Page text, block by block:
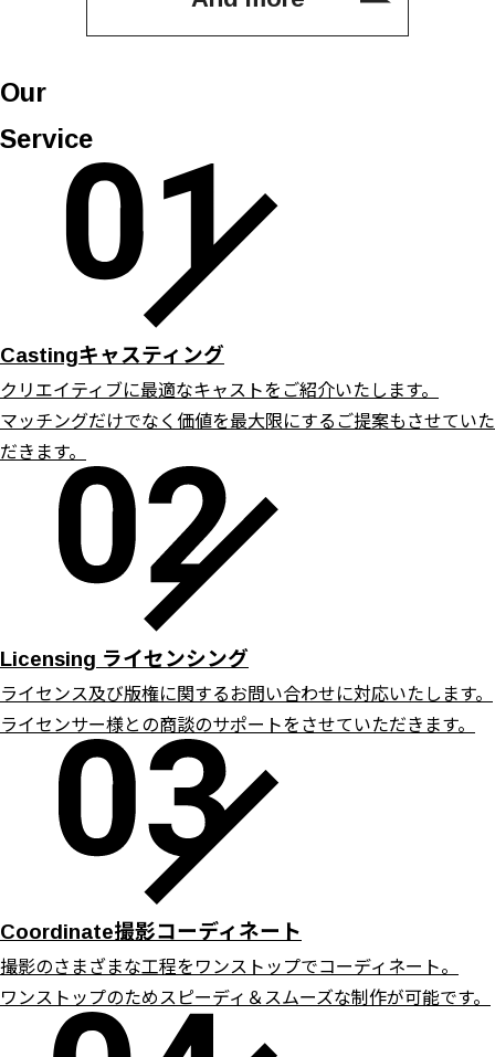
Our
Service
Castingキャスティング
クリエイティブに最適なキャストをご紹介いたします。
マッチングだけでなく価値を最大限にするご提案もさせていた
だきます。
Licensing ライセンシング
ライセンス及び版権に関するお問い合わせに対応いたします。
ライセンサー様との商談のサポートをさせていただきます。
Coordinate撮影コーディネート
撮影のさまざまな工程をワンストップでコーディネート。
ワンストップのためスピーディ＆スムーズな制作が可能です。